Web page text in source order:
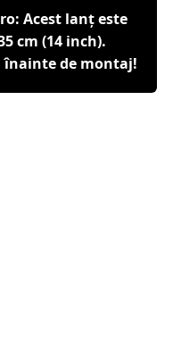
Acest lanț este
cm (14 inch).
de montaj!